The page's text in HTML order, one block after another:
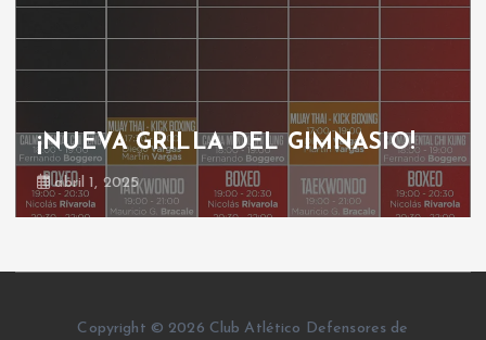
¡NUEVA GRILLA DEL GIMNASIO!
abril 1, 2025
Copyright © 2026 Club Atlético Defensores de